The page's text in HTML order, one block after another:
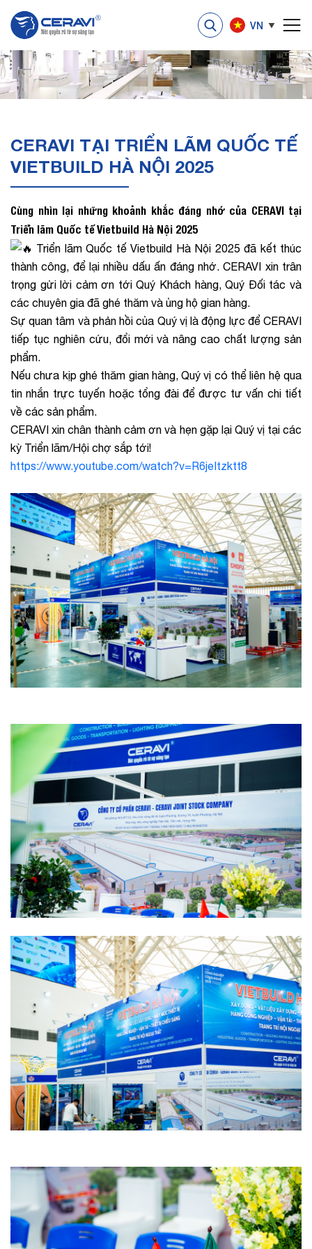
VN
CERAVI TẠI TRIỂN LÃM QUỐC TẾ
VIETBUILD HÀ NỘI 2025
Cùng nhìn lại những khoảnh khắc đáng nhớ của CERAVI tại
Triển lãm Quốc tế Vietbuild Hà Nội 2025
Triển lãm Quốc tế Vietbuild Hà Nội 2025 đã kết thúc
thành công, để lại nhiều dấu ấn đáng nhớ. CERAVI xin trân
trọng gửi lời cảm ơn tới Quý Khách hàng, Quý Đối tác và
các chuyên gia đã ghé thăm và ủng hộ gian hàng.
Sự quan tâm và phản hồi của Quý vị là động lực để CERAVI
tiếp tục nghiên cứu, đổi mới và nâng cao chất lượng sản
phẩm.
Nếu chưa kịp ghé thăm gian hàng, Quý vị có thể liên hệ qua
tin nhắn trực tuyến hoặc tổng đài để được tư vấn chi tiết
về các sản phẩm.
CERAVI xin chân thành cảm ơn và hẹn gặp lại Quý vị tại các
kỳ Triển lãm/Hội chợ sắp tới!
https://www.youtube.com/watch?v=R6jeItzktt8